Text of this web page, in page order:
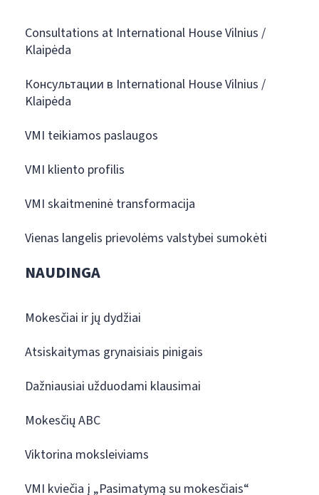
Consultations at International House Vilnius /
Klaipėda
Консультации в International House Vilnius /
Klaipėda
VMI teikiamos paslaugos
VMI kliento profilis
VMI skaitmeninė transformacija
Vienas langelis prievolėms valstybei sumokėti
NAUDINGA
Mokesčiai ir jų dydžiai
Atsiskaitymas grynaisiais pinigais
Dažniausiai užduodami klausimai
Mokesčių ABC
Viktorina moksleiviams
VMI kviečia į „Pasimatymą su mokesčiais“